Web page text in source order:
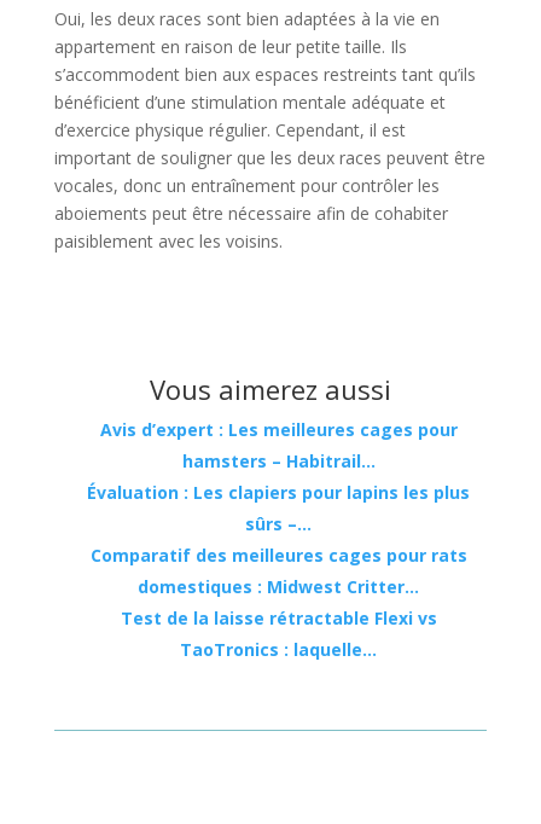
Oui, les deux races sont bien adaptées à la vie en
appartement en raison de leur petite taille. Ils
s’accommodent bien aux espaces restreints tant qu’ils
bénéficient d’une stimulation mentale adéquate et
d’exercice physique régulier. Cependant, il est
important de souligner que les deux races peuvent être
vocales, donc un entraînement pour contrôler les
aboiements peut être nécessaire afin de cohabiter
paisiblement avec les voisins.
Vous aimerez aussi
Avis d’expert : Les meilleures cages pour
hamsters – Habitrail…
Évaluation : Les clapiers pour lapins les plus
sûrs –…
Comparatif des meilleures cages pour rats
domestiques : Midwest Critter…
Test de la laisse rétractable Flexi vs
TaoTronics : laquelle…